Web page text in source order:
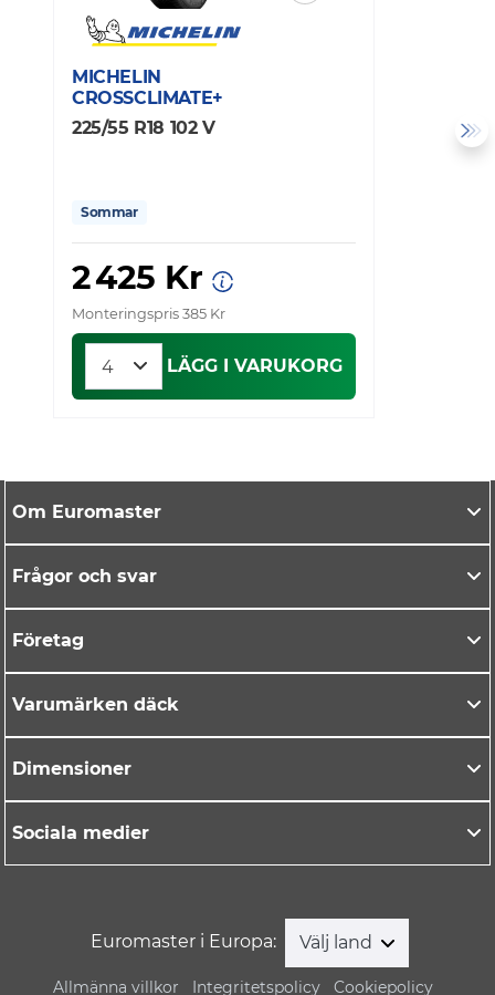
MICHELIN
CROSSCLIMATE+
225/55 R18 102 V
Sommar
2 425 Kr
Monteringspris 385 Kr
LÄGG I VARUKORG
Om Euromaster
Frågor och svar
Företag
Varumärken däck
Dimensioner
Sociala medier
Euromaster i Europa: Välj land
Allmänna villkor Integritetspolicy Cookiepolicy